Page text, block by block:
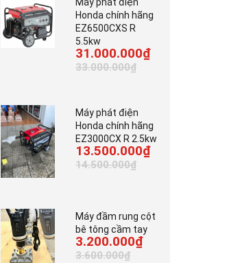
7.000.000₫
Máy tời kéo gỗ động...
Máy cắt bê tông cầm...
Máy phát điện
Honda chính hãng
EZ6500CXS R
5.5kw
31.000.000₫
33.000.000₫
Máy phát điện
Honda chính hãng
EZ3000CX R 2.5kw
13.500.000₫
14.500.000₫
Máy đầm rung cột
bê tông cầm tay
3.200.000₫
3.600.000₫